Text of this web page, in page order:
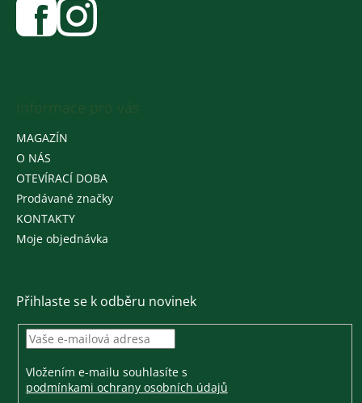
MAGAZÍN
O NÁS
OTEVÍRACÍ DOBA
Prodávané značky
KONTAKTY
Moje objednávka
Přihlaste se k odběru novinek
Vložením e-mailu souhlasíte s
podmínkami ochrany osobních údajů